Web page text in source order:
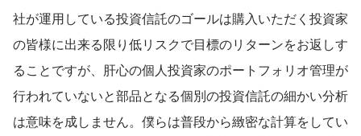
社が運用している投資信託のゴールは購入いただく投資家
の皆様に出来る限り低リスクで目標のリターンをお返しす
ることですが、肝心の個人投資家のポートフォリオ管理が
行われていないと部品となる個別の投資信託の細かい分析
は意味を成しません。僕らは普段から緻密な計算をしてい